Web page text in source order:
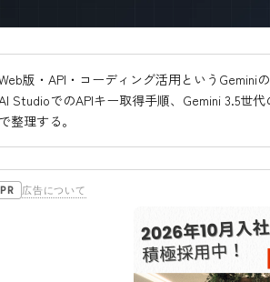
版・API・コーディング活用という
StudioでのAPIキー取得手順、Gemini 3.5世
で整理する。
PR 広告について